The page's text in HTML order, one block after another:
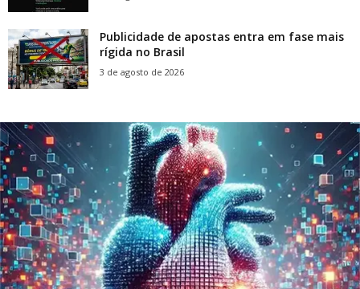
Publicidade de apostas entra em fase mais
rígida no Brasil
3 de agosto de 2026